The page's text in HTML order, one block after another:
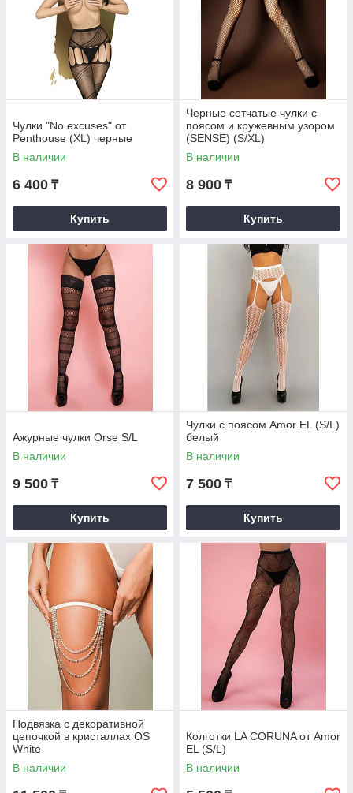
Чулки "No excuses" от
Penthouse (XL) черные
В наличии
6 400 ₸
Купить
Черные сетчатые чулки с
поясом и кружевным узором
(SENSE) (S/XL)
В наличии
8 900 ₸
Купить
Ажурные чулки Orse S/L
В наличии
9 500 ₸
Купить
Чулки с поясом Amor EL (S/L)
белый
В наличии
7 500 ₸
Купить
Подвязка с декоративной
цепочкой в кристаллах OS
White
В наличии
Колготки LA CORUNA от Amor
EL (S/L)
В наличии